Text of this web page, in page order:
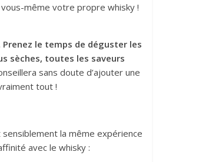
même votre propre whisky !
Prenez le temps de déguster les
sèches, toutes les saveurs
sans doute d’ajouter une
tout !
la même expérience
avec le whisky :